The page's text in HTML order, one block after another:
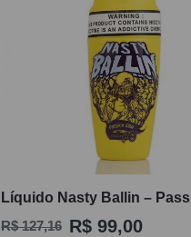
Líquido Nasty Ballin –
R$127,16 R$99,00